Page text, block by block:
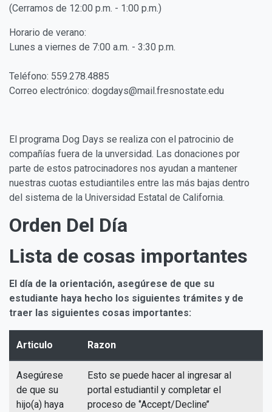
(Cerramos de 12:00 p.m. - 1:00 p.m.)
Horario de verano:
Lunes a viernes de 7:00 a.m. - 3:30 p.m.
Teléfono: 559.278.4885
Correo electrónico: dogdays@mail.fresnostate.edu
El programa Dog Days se realiza con el patrocinio de
compañías fuera de la unversidad. Las donaciones por
parte de estos patrocinadores nos ayudan a mantener
nuestras cuotas estudiantiles entre las más bajas dentro
del sistema de la Universidad Estatal de California.
Orden Del Día
Lista de cosas importantes
El día de la orientación, asegúrese de que su
estudiante haya hecho los siguientes trámites y de
traer las siguientes cosas importantes:
Articulo Razon
Asegúrese
de que su
hijo(a) haya
Esto se puede hacer al ingresar al
portal estudiantil y completar el
proceso de ‘’Accept/Decline’’